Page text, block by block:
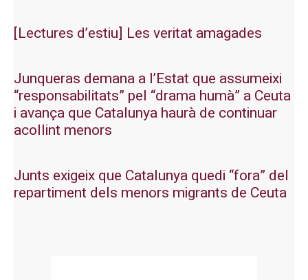
[Lectures d’estiu] Les veritat amagades
Junqueras demana a l’Estat que assumeixi
“responsabilitats” pel “drama humà” a Ceuta
i avança que Catalunya haurà de continuar
acollint menors
Junts exigeix que Catalunya quedi “fora” del
repartiment dels menors migrants de Ceuta